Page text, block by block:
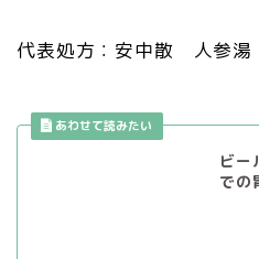
代表処方：安中散 人参湯
ビー
での